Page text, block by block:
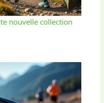
nouvelle collection